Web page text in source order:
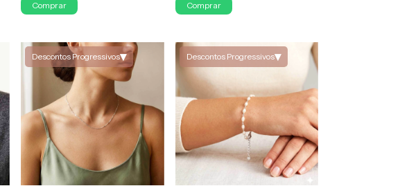
Descontos Progressivos▾ Descontos Progressivos▾